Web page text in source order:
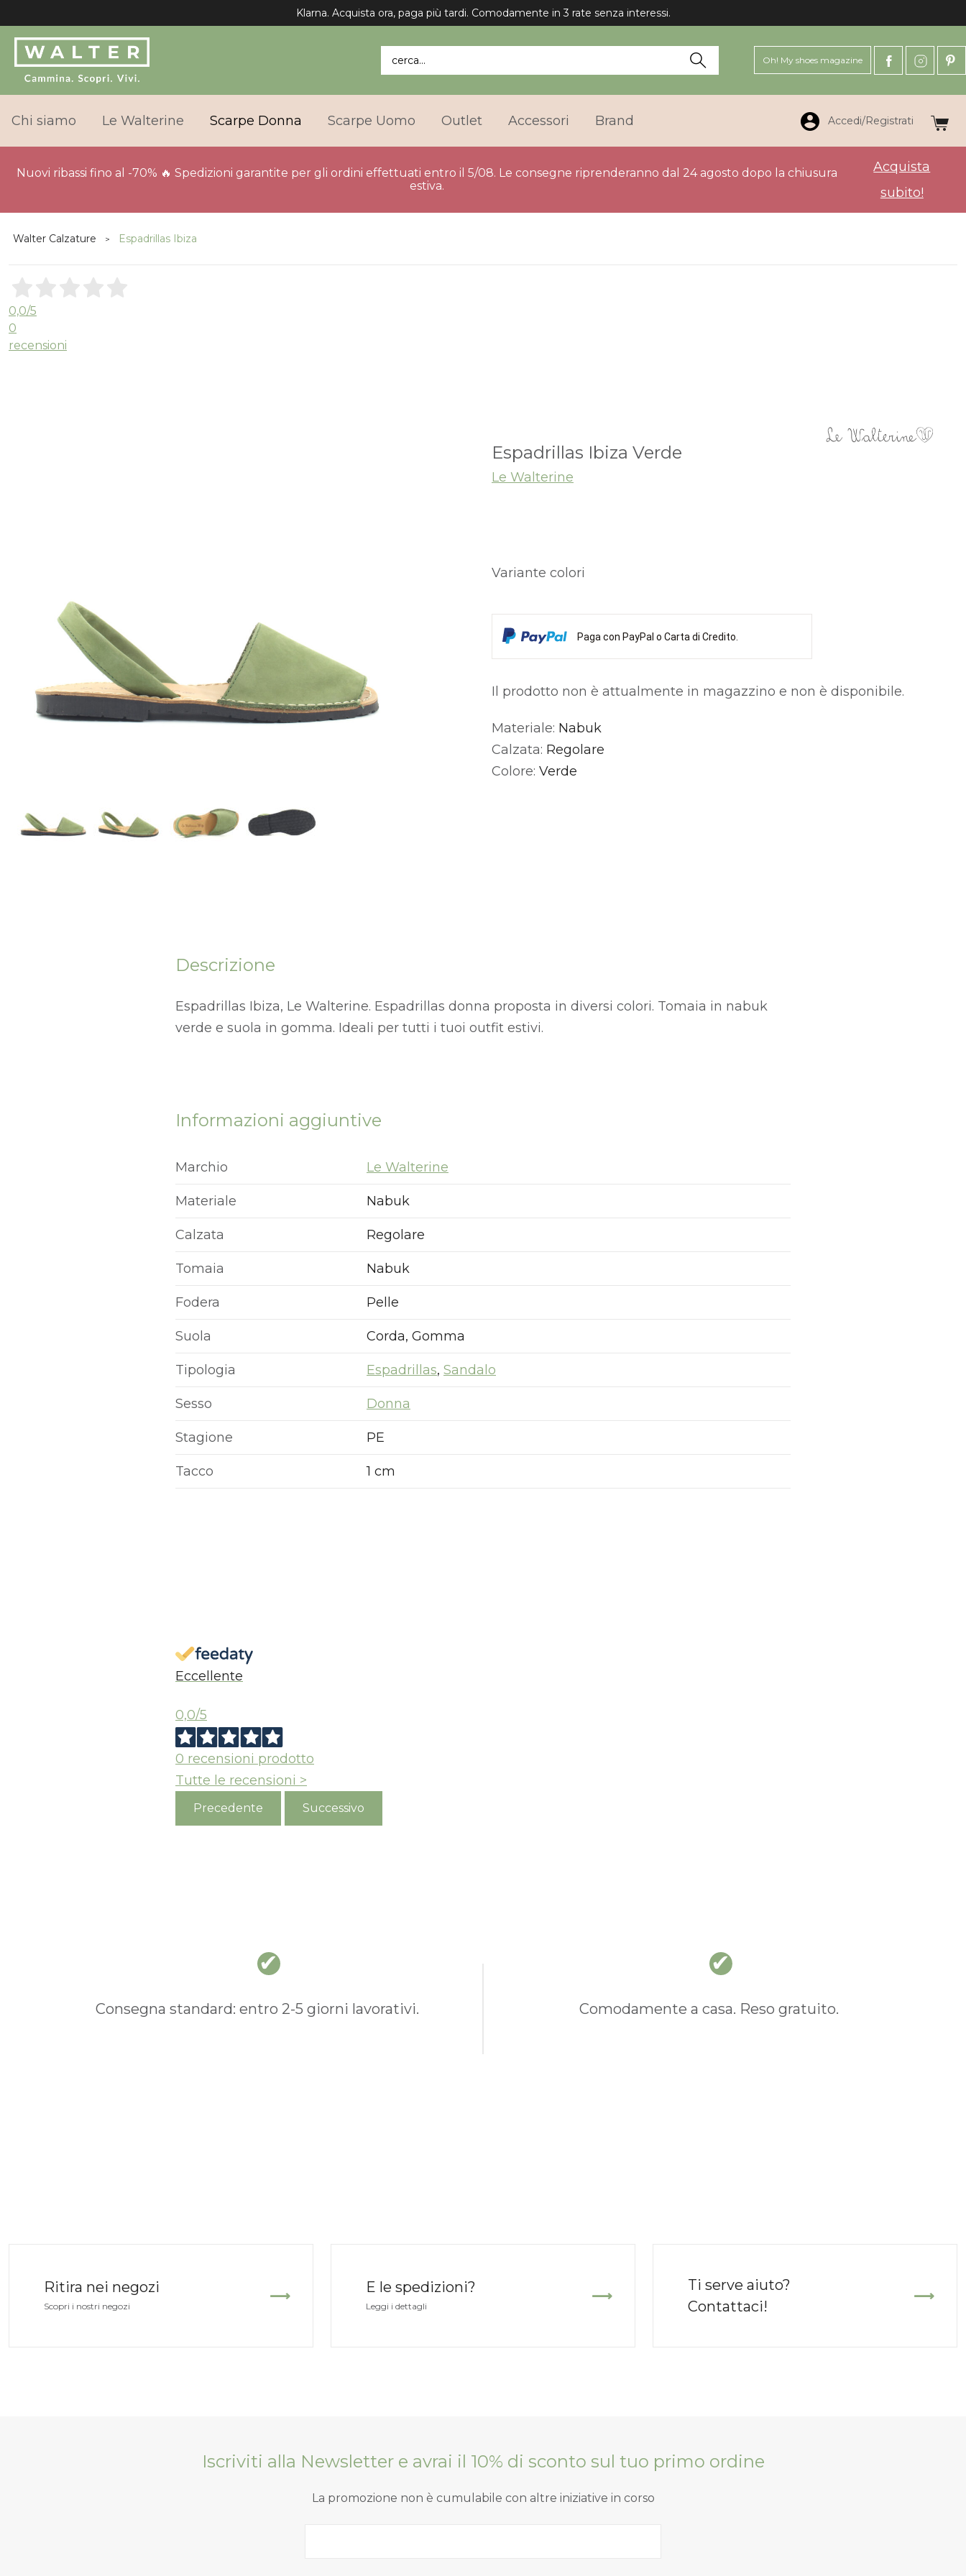
Klarna. Acquista ora, paga più tardi. Comodamente in 3 rate senza interessi.
cerca... Oh! My shoes magazine
Chi siamo Le Walterine Scarpe Donna Scarpe Uomo Outlet Accessori Brand Accedi/Registrati
Nuovi ribassi fino al -70% 🔥 Spedizioni garantite per gli ordini effettuati entro il 5/08. Le consegne riprenderanno dal 24 agosto dopo la chiusura
estiva.
Acquista
subito!
Walter Calzature Espadrillas Ibiza
0,0/5
0
recensioni
Espadrillas Ibiza Verde
Le Walterine
Variante colori
Paga con PayPal o Carta di Credito.
Il prodotto non è attualmente in magazzino e non è disponibile.
Alternative:
Materiale: Nabuk
Calzata: Regolare
Colore: Verde
Descrizione
Espadrillas Ibiza, Le Walterine. Espadrillas donna proposta in diversi colori. Tomaia in nabuk
verde e suola in gomma. Ideali per tutti i tuoi outfit estivi.
Informazioni aggiuntive
Marchio Le Walterine
Materiale Nabuk
Calzata Regolare
Tomaia Nabuk
Fodera Pelle
Suola Corda, Gomma
Tipologia Espadrillas, Sandalo
Sesso Donna
Stagione PE
Tacco 1 cm
Eccellente
0,0/5
0 recensioni prodotto
Tutte le recensioni >
Precedente Successivo
Consegna standard: entro 2-5 giorni lavorativi. Comodamente a casa. Reso gratuito.
Ritira nei negozi
Scopri i nostri negozi
E le spedizioni?
Leggi i dettagli
Ti serve aiuto?
Contattaci!
Iscriviti alla Newsletter e avrai il 10% di sconto sul tuo primo ordine
La promozione non è cumulabile con altre iniziative in corso